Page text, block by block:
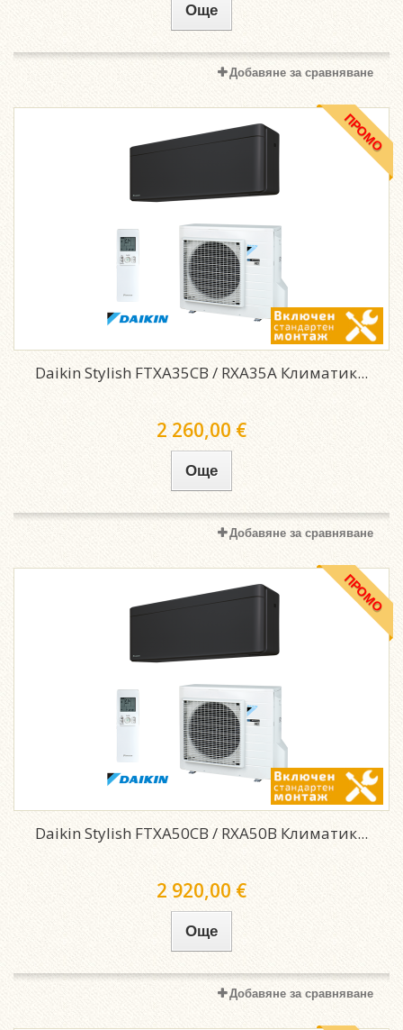
Още
Добавяне за сравняване
ПРОМО
Daikin Stylish FTXA35CB / RXA35A Климатик...
2 260,00 €
Още
Добавяне за сравняване
ПРОМО
Daikin Stylish FTXA50CB / RXA50B Климатик...
2 920,00 €
Още
Добавяне за сравняване